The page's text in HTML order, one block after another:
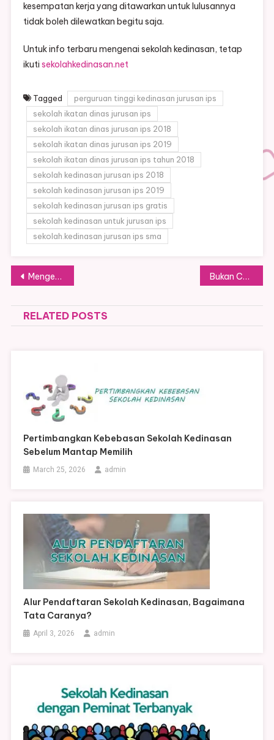
kesempatan kerja yang ditawarkan untuk lulusannya
tidak boleh dilewatkan begitu saja.
Untuk info terbaru mengenai sekolah kedinasan, tetap
ikuti sekolahkedinasan.net
Tagged
perguruan tinggi kedinasan jurusan ips
sekolah ikatan dinas jurusan ips
sekolah ikatan dinas jurusan ips 2018
sekolah ikatan dinas jurusan ips 2019
sekolah ikatan dinas jurusan ips tahun 2018
sekolah kedinasan jurusan ips 2018
sekolah kedinasan jurusan ips 2019
sekolah kedinasan jurusan ips gratis
sekolah kedinasan untuk jurusan ips
sekolah.kedinasan jurusan ips sma
Post
navigation
Mengenal Lebih Dekat Sekolah Tinggi Hukum Militer (STHM) Bukan Cuma Fisik Kuat! Ini Fakta Mengejutkan di Balik Ketatnya Seleksi Akademi Militer yang Bikin Banyak Peserta Tumbang
RELATED POSTS
Pertimbangkan Kebebasan Sekolah Kedinasan
Sebelum Mantap Memilih
March 25, 2026 admin
Alur Pendaftaran Sekolah Kedinasan, Bagaimana
Tata Caranya?
April 3, 2026 admin